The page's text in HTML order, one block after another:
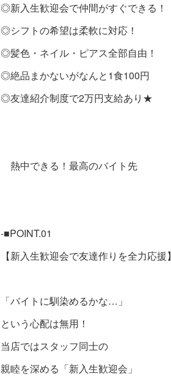
◎新入生歓迎会で仲間がすぐできる！
◎シフトの希望は柔軟に対応！
◎髪色・ネイル・ピアス全部自由！
◎絶品まかないがなんと1食100円
◎友達紹介制度で2万円支給あり★
熱中できる！最高のバイト先
-■POINT.01
【新入生歓迎会で友達作りを全力応援】
「バイトに馴染めるかな…」
という心配は無用！
当店ではスタッフ同士の
親睦を深める「新入生歓迎会」